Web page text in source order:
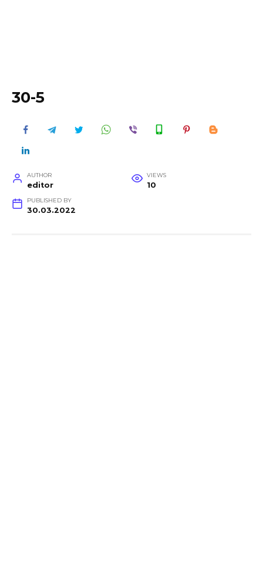
30-5
AUTHOR
editor
VIEWS
10
PUBLISHED BY
30.03.2022